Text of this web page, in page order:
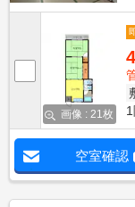
画像 : 21枚
4
空室確認